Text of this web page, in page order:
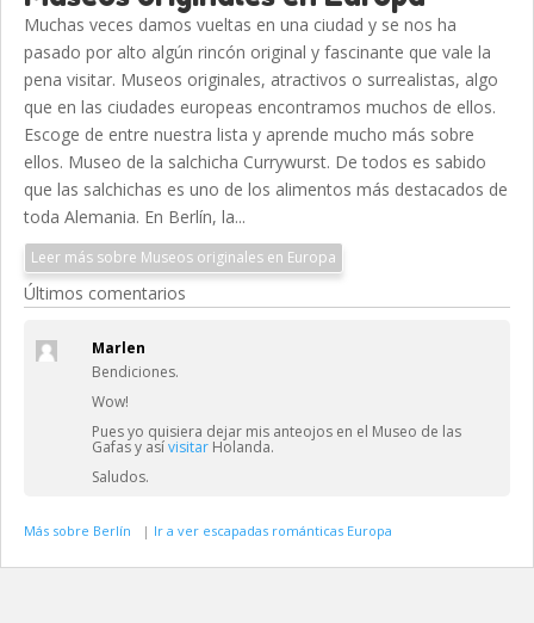
Muchas veces damos vueltas en una ciudad y se nos ha
pasado por alto algún rincón original y fascinante que vale la
pena visitar. Museos originales, atractivos o surrealistas, algo
que en las ciudades europeas encontramos muchos de ellos.
Escoge de entre nuestra lista y aprende mucho más sobre
ellos. Museo de la salchicha Currywurst. De todos es sabido
que las salchichas es uno de los alimentos más destacados de
toda Alemania. En Berlín, la...
Leer más sobre Museos originales en Europa
Últimos comentarios
Marlen
Bendiciones.
Wow!
Pues yo quisiera dejar mis anteojos en el Museo de las
Gafas y asívisitar Holanda.
Saludos.
Más sobre Berlín | Ir a ver escapadas románticas Europa